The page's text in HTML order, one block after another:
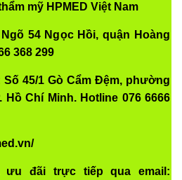
mỹ HPMED Việt Nam
54 Ngọc Hồi, quận Hoàng
368 299
Số 45/1 Gò Cẩm Đệm, phường
Hồ Chí Minh. Hotline 076 6666
đãi trực tiếp qua email: